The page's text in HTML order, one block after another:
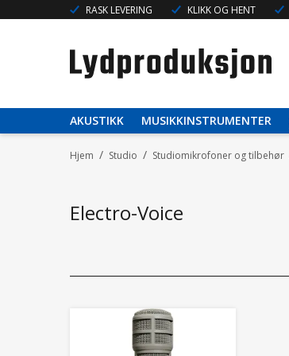
RASK LEVERING KLIKK OG HENT
AKUSTIKK MUSIKKINSTRUMENTER
/
Hjem /
Studio Studiomikrofoner og tilbehør
Electro-Voice